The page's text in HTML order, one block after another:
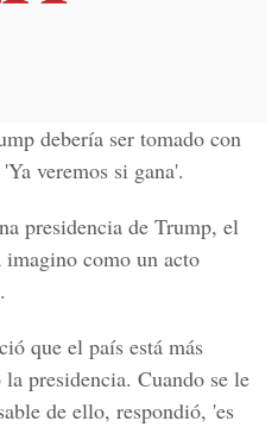
debería ser tomado con
'Ya veremos si gana'.
presidencia de Trump, el
como un acto
que el país está más
presidencia. Cuando se le
de ello, respondió, 'es